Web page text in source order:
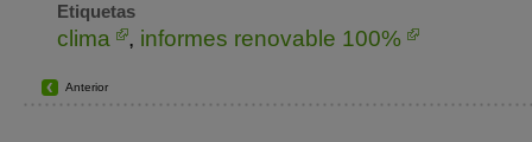
Etiquetas
clima , informes renovable 100%
Anterior